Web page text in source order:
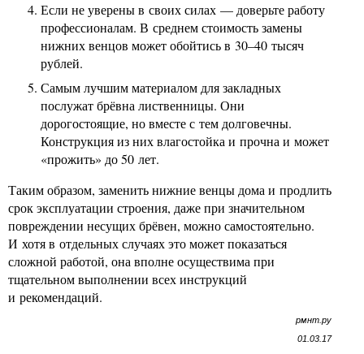
Если не уверены в своих силах — доверьте работу
профессионалам. В среднем стоимость замены
нижних венцов может обойтись в 30–40 тысяч
рублей.
Самым лучшим материалом для закладных
послужат брёвна лиственницы. Они
дорогостоящие, но вместе с тем долговечны.
Конструкция из них влагостойка и прочна и может
«прожить» до 50 лет.
Таким образом, заменить нижние венцы дома и продлить
срок эксплуатации строения, даже при значительном
повреждении несущих брёвен, можно самостоятельно.
И хотя в отдельных случаях это может показаться
сложной работой, она вполне осуществима при
тщательном выполнении всех инструкций
и рекомендаций.
рмнт.ру
01.03.17